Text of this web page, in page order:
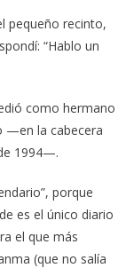
pequeño recinto,
“Hablo un
como hermano
—en la cabecera
1994—.
porque
es el único diario
el que más
(que no salía